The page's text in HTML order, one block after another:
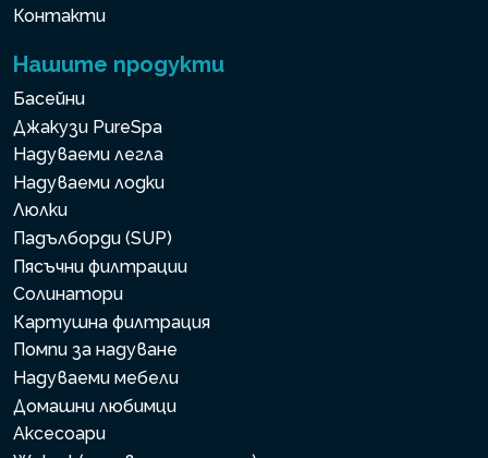
Контакти
Нашите продукти
Басейни
Джакузи PureSpa
Надуваеми легла
Надуваеми лодки
Люлки
Падълборди (SUP)
Пясъчни филтрации
Солинатори
Картушна филтрация
Помпи за надуване
Надуваеми мебели
Домашни любимци
Аксесоари